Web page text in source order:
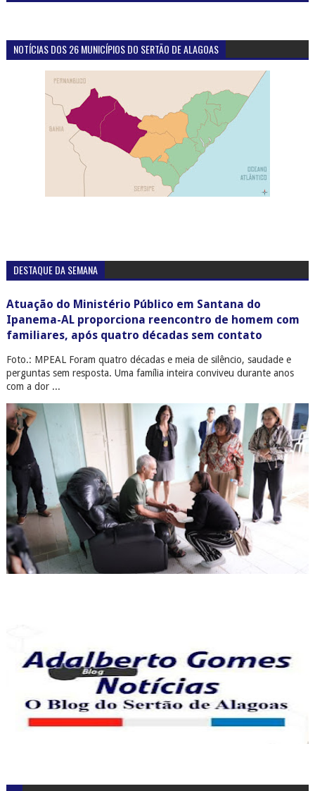
NOTÍCIAS DOS 26 MUNICÍPIOS DO SERTÃO DE ALAGOAS
DESTAQUE DA SEMANA
Atuação do Ministério Público em Santana do
Ipanema-AL proporciona reencontro de homem com
familiares, após quatro décadas sem contato
Foto.: MPEAL Foram quatro décadas e meia de silêncio, saudade e
perguntas sem resposta. Uma família inteira conviveu durante anos
com a dor ...